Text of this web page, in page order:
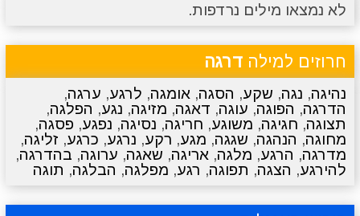
לא נמצאו מילים נרדפות.
חרוזים למילה דרגה
נהיגה, נגה, שקע, הסגה, אומגה, לרגע, ערגה,
הדרגה, הפוגה, עוגה, דאגה, מזיגה, נגע, הפלגה,
תצוגה, חגיגה, משוגע, חריגה, נסיגה, נפגע, פסגה,
מחוגה, הנהגה, שגגה, מגע, רקע, נרגע, כרגע, זליגה,
מדרגה, הרגע, מלגה, אריגה, שאגה, ערוגה, בהדרגה,
להירגע, הצגה, תפוגה, רגע, מפלגה, הבלגה, תוגה